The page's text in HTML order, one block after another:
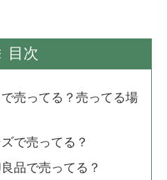
目次
売ってる？売ってる場
で売ってる？
品で売ってる？